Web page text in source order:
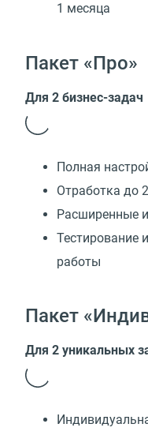
1 месяца
Пакет «Про»
Для 2 бизнес-задач
Полная
Отработка до
Расширенные
Тестирование
работы
Пакет
Для 2 уникальных